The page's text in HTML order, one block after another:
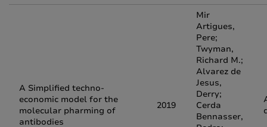
A Simplified techno-
economic model for the
molecular pharming of
antibodies
2019
Mir
Artigues,
Pere;
Twyman,
Richard M.;
Alvarez de
Jesus,
Derry;
Cerda
Bennasser,